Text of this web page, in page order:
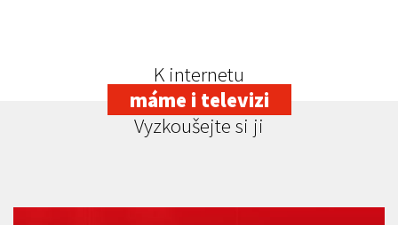
K internetu
máme i televizi
Vyzkoušejte si ji